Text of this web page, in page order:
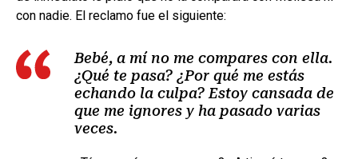
con nadie. El reclamo fue el siguiente:
Bebé, a mí no me compares con ella.
¿Qué te pasa? ¿Por qué me estás
echando la culpa? Estoy cansada de
que me ignores y ha pasado varias
veces.